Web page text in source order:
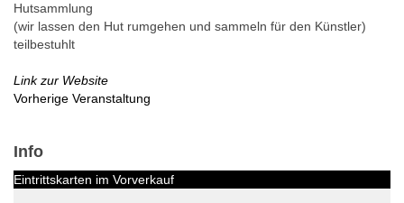
Hutsammlung
(wir lassen den Hut rumgehen und sammeln für den Künstler)
teilbestuhlt
Link zur Website
Vorherige Veranstaltung
Info
Eintrittskarten im Vorverkauf